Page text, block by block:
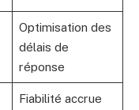
Optimisation des
délais de
réponse
Fiabilité accrue